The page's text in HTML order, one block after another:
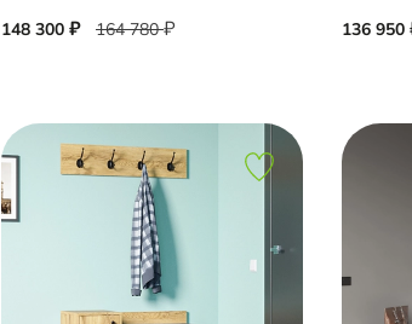
148 300 164 780 136 950